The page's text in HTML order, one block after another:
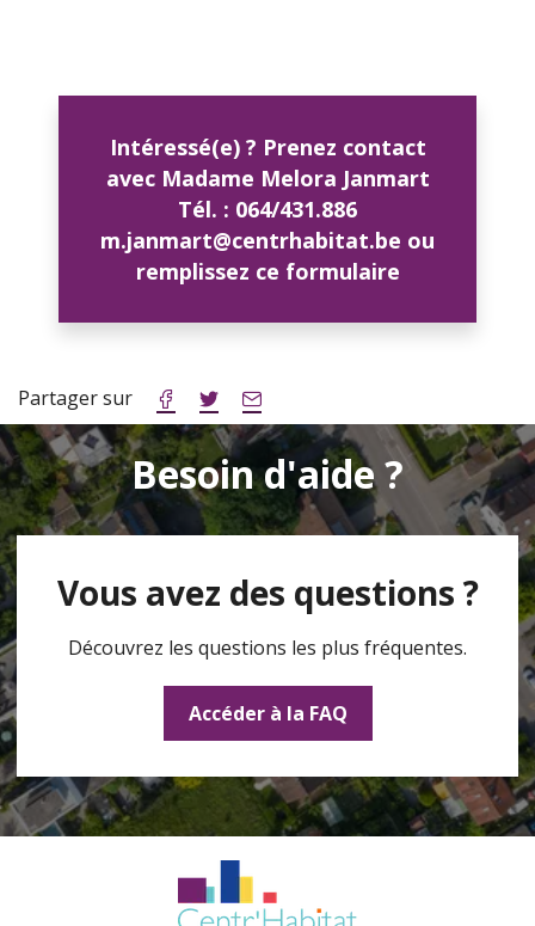
Intéressé(e) ? Prenez contact
avec Madame Melora Janmart
Tél. : 064/431.886
m.janmart@centrhabitat.be ou
remplissez ce formulaire
Partager sur
Besoin d'aide ?
Vous avez des questions ?
Découvrez les questions les plus fréquentes.
Accéder à la FAQ